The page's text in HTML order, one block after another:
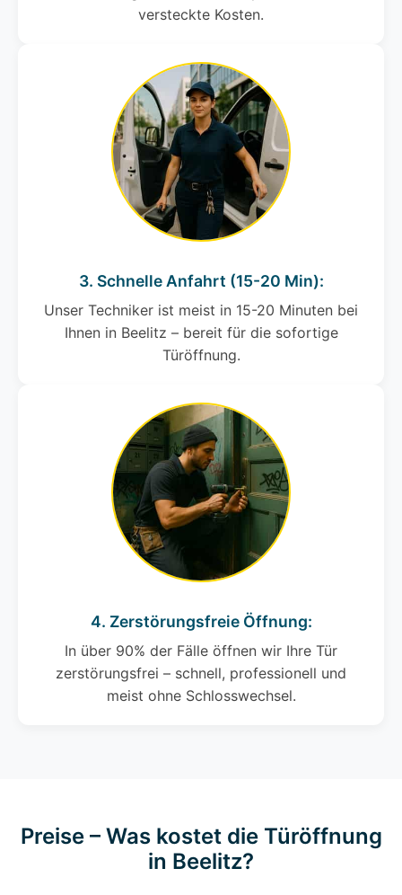
versteckte Kosten.
3. Schnelle Anfahrt (15-20 Min):
Unser Techniker ist meist in 15-20 Minuten bei
Ihnen in Beelitz – bereit für die sofortige
Türöffnung.
4. Zerstörungsfreie Öffnung:
In über 90% der Fälle öffnen wir Ihre Tür
zerstörungsfrei – schnell, professionell und
meist ohne Schlosswechsel.
Preise – Was kostet die Türöffnung
in Beelitz?